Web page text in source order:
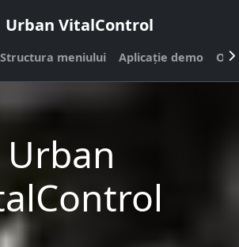
Urban VitalControl
Structura meniului Aplicație demo
Urban